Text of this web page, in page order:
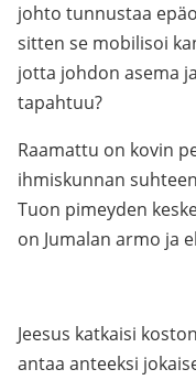
johto tunnustaa
sitten se mobilisoi
jotta johdon asema
tapahtuu?
Raamattu on kovin
ihmiskunnan
Tuon pimeyden
on Jumalan armo ja
Jeesus katkaisi
antaa anteeksi